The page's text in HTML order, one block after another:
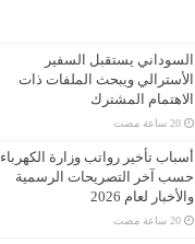
السوداني يستقبل السفير
الأسترالي ويبحث الملفات ذات
الاهتمام المشترك
أسباب تأخير رواتب وزارة الكهرباء
حسب آخر التصريحات الرسمية
والأخبار لعام 2026